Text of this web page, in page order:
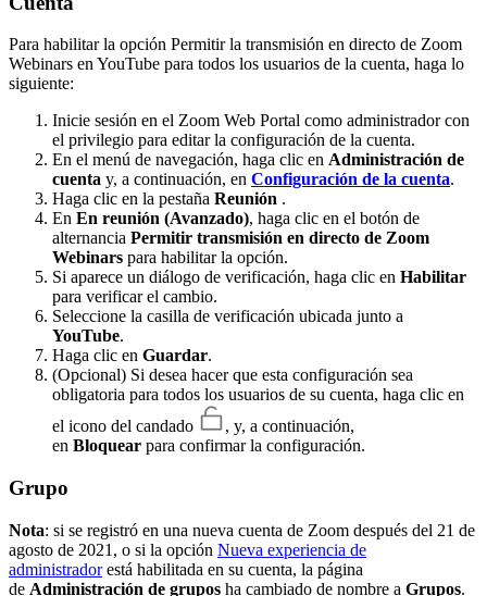
Para habilitar la opción Permitir la transmisión en directo de Zoom
Webinars en YouTube para todos los usuarios de la cuenta, haga lo
siguiente:
Inicie sesión en el Zoom Web Portal como administrador con
el privilegio para editar la configuración de la cuenta.
En el menú de navegación, haga clic en Administración de
cuenta y, a continuación, en Configuración de la cuenta.
Haga clic en la pestaña Reunión .
En En reunión (Avanzado), haga clic en el botón de
alternancia Permitir transmisión en directo de Zoom
Webinars para habilitar la opción.
Si aparece un diálogo de verificación, haga clic en Habilitar
para verificar el cambio.
Seleccione la casilla de verificación ubicada junto a
YouTube.
Haga clic en Guardar.
(Opcional) Si desea hacer que esta configuración sea
obligatoria para todos los usuarios de su cuenta, haga clic en
el icono del candado
, y, a continuación,
en Bloquear para confirmar la configuración.
Grupo
Nota: si se registró en una nueva cuenta de Zoom después del 21 de
agosto de 2021, o si la opción Nueva experiencia de
administradorestá habilitada en su cuenta, la página
de Administración de grupos ha cambiado de nombre a Grupos.